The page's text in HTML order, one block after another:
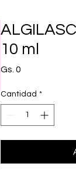
10 ml
Gs. 0
Cantidad *